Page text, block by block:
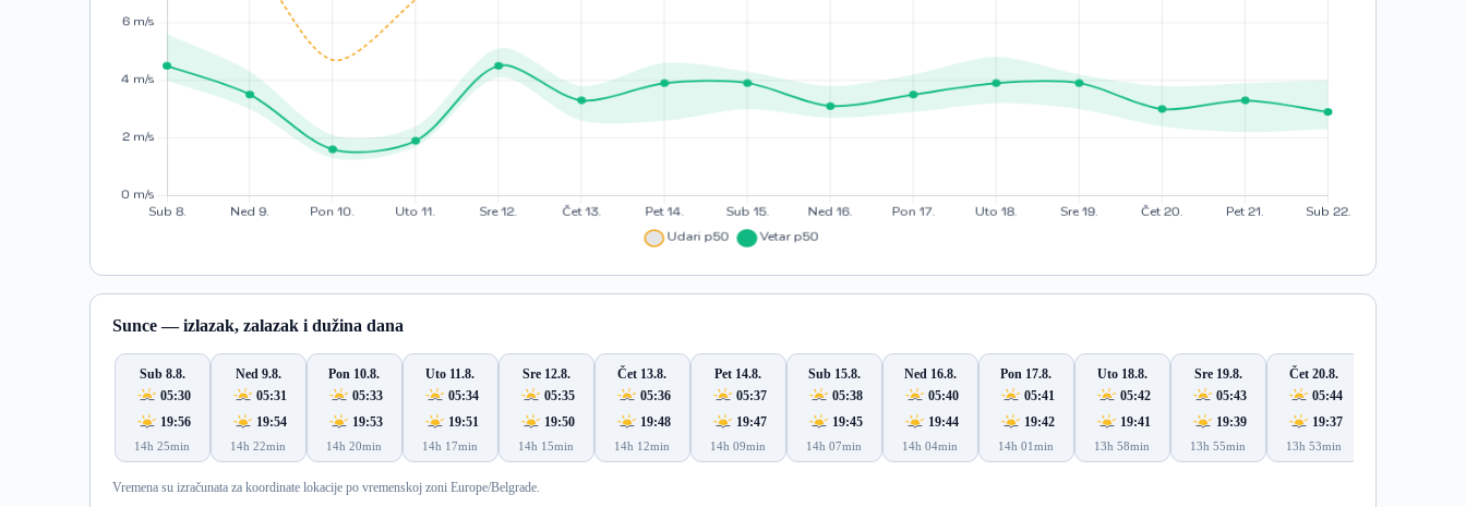
Sunce — izlazak, zalazak i dužina dana
Sub 8.8.
05:30
19:56
14h 25min
Ned 9.8.
05:31
19:54
14h 22min
Pon 10.8.
05:33
19:53
14h 20min
Uto 11.8.
05:34
19:51
14h 17min
Sre 12.8.
05:35
19:50
14h 15min
Čet 13.8.
05:36
19:48
14h 12min
Pet 14.8.
05:37
19:47
14h 09min
Sub 15.8.
05:38
19:45
14h 07min
Ned 16.8.
05:40
19:44
14h 04min
Pon 17.8.
05:41
19:42
14h 01min
Uto 18.8.
05:42
19:41
13h 58min
Sre 19.8.
05:43
19:39
13h 55min
Čet 20.8.
05:44
19:37
13h 53min
Vremena su izračunata za koordinate lokacije po vremenskoj zoni Europe/Belgrade.